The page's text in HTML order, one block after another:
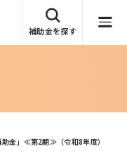
補助金を探す
金」≪第2期≫（令和8年度）